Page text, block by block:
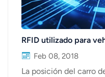
RFID utilizado para
Feb 08, 2018
La posición del carro